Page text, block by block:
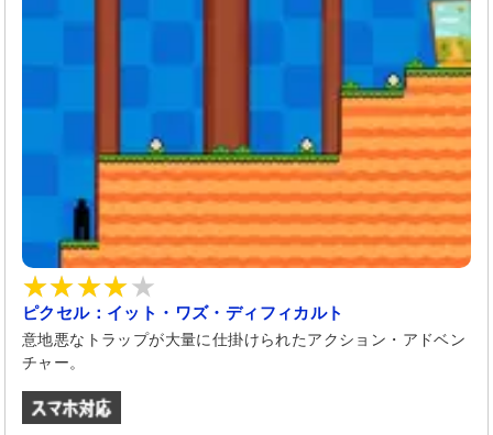
ピクセル：イット・ワズ・ディフィカルト
意地悪なトラップが大量に仕掛けられたアクション・アドベン
チャー。